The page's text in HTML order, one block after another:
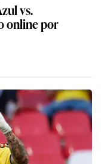
vs.
online por